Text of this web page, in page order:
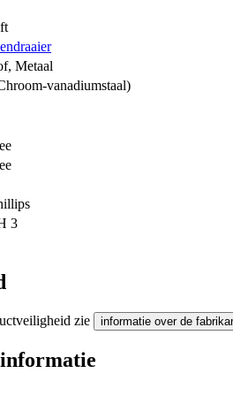
, Metaal
vanadiumstaal)
3
zie informatie over de